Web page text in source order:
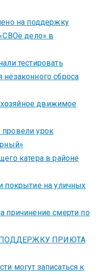
на поддержку
дело» в
тестировать
сброса
движимое
урок
катера в районе
покрытие на уличных
причинение смерти по
ПРИЮТА
могут записаться к